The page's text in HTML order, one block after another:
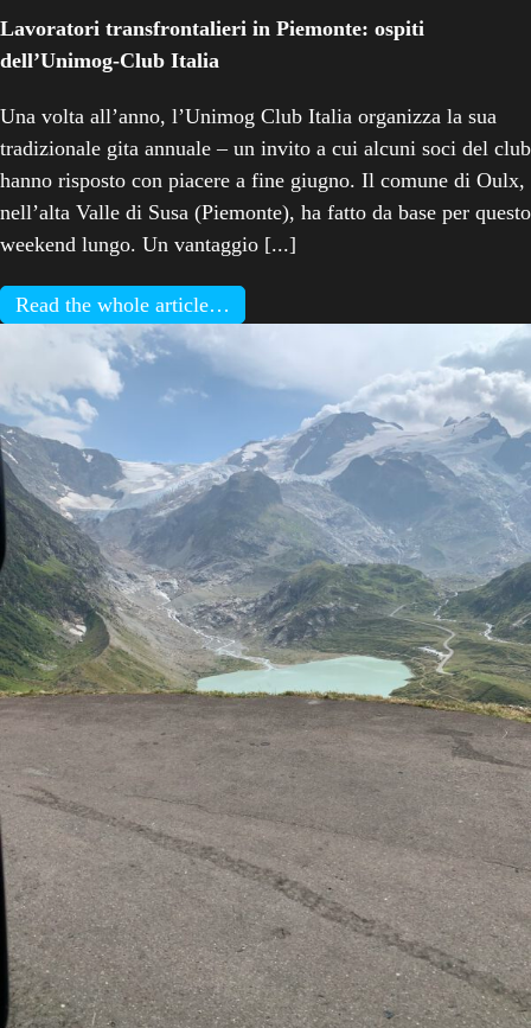
Lavoratori transfrontalieri in Piemonte: ospiti
dell’Unimog-Club Italia
Una volta all’anno, l’Unimog Club Italia organizza la sua
tradizionale gita annuale – un invito a cui alcuni soci del club
hanno risposto con piacere a fine giugno. Il comune di Oulx,
nell’alta Valle di Susa (Piemonte), ha fatto da base per questo
weekend lungo. Un vantaggio [...]
Read the whole article…